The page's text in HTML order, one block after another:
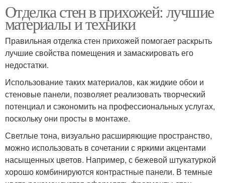
Отделка стен в прихожей: лучшие
материалы и техники
Правильная отделка стен прихожей помогает раскрыть
лучшие свойства помещения и замаскировать его
недостатки.
Использование таких материалов, как жидкие обои и
стеновые панели, позволяет реализовать творческий
потенциал и сэкономить на профессиональных услугах,
поскольку они просты в монтаже.
Светлые тона, визуально расширяющие пространство,
можно использовать в сочетании с яркими акцентами
насыщенных цветов. Например, с бежевой штукатуркой
хорошо комбинируются контрастные панели. В темные